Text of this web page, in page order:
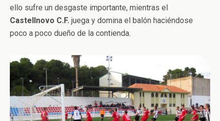
ello sufre un desgaste importante, mientras el
Castellnovo C.F. juega y domina el balón haciéndose
poco a poco dueño de la contienda.